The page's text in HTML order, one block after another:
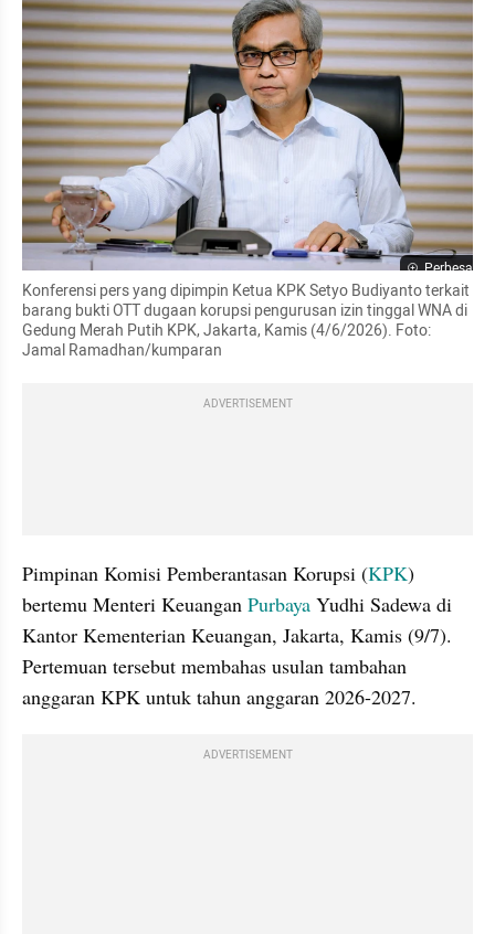
Perbesar
Konferensi pers yang dipimpin Ketua KPK Setyo Budiyanto terkait
barang bukti OTT dugaan korupsi pengurusan izin tinggal WNA di
Gedung Merah Putih KPK, Jakarta, Kamis (4/6/2026). Foto:
Jamal Ramadhan/kumparan
ADVERTISEMENT
Pimpinan Komisi Pemberantasan Korupsi (KPK)
bertemu Menteri Keuangan Purbaya Yudhi Sadewa di
Kantor Kementerian Keuangan, Jakarta, Kamis (9/7).
Pertemuan tersebut membahas usulan tambahan
anggaran KPK untuk tahun anggaran 2026-2027.
ADVERTISEMENT